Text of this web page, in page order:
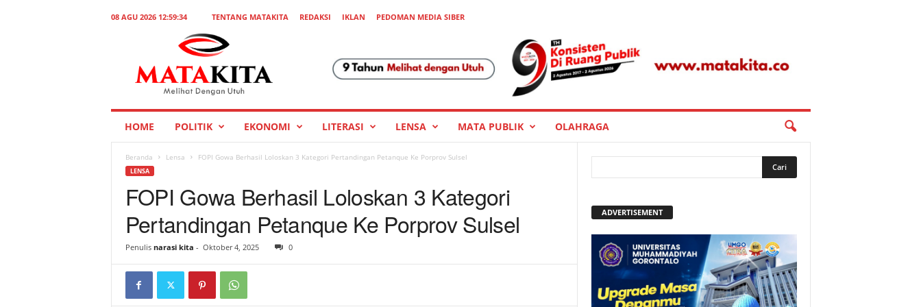
08 AGU 2026 12:59:34 TENTANG MATAKITA REDAKSI IKLAN
PEDOMAN MEDIA SIBER
HOME POLITIK EKONOMI LITERASI LENSA MATA PUBLIK OLAHRAGA
Beranda Lensa FOPI Gowa Berhasil Loloskan 3 Kategori Pertandingan Petanque Ke Porprov Sulsel
LENSA
FOPI Gowa Berhasil Loloskan 3 Kategori
Pertandingan Petanque Ke Porprov Sulsel
Penulis narasi kita - Oktober 4, 2025 0
ADVERTISEMENT